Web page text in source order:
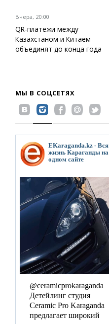
Вчера, 20:00
QR-платежи между
Казахстаном и Китаем
объединят до конца года
МЫ В СОЦСЕТЯХ
EKaraganda.kz - Вся
жизнь Караганды на
одном сайте